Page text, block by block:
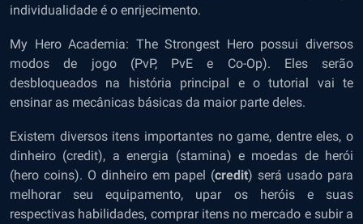
individualidade é o enrijecimento.
My Hero Academia: The Strongest Hero possui diversos
modos de jogo (PvP, PvE e Co-Op). Eles serão
desbloqueados na história principal e o tutorial vai te
ensinar as mecânicas básicas da maior parte deles.
Existem diversos itens importantes no game, dentre eles, o
dinheiro (credit), a energia (stamina) e moedas de herói
(hero coins). O dinheiro em papel (credit) será usado para
melhorar seu equipamento, upar os heróis e suas
respectivas habilidades, comprar itens no mercado e subir a